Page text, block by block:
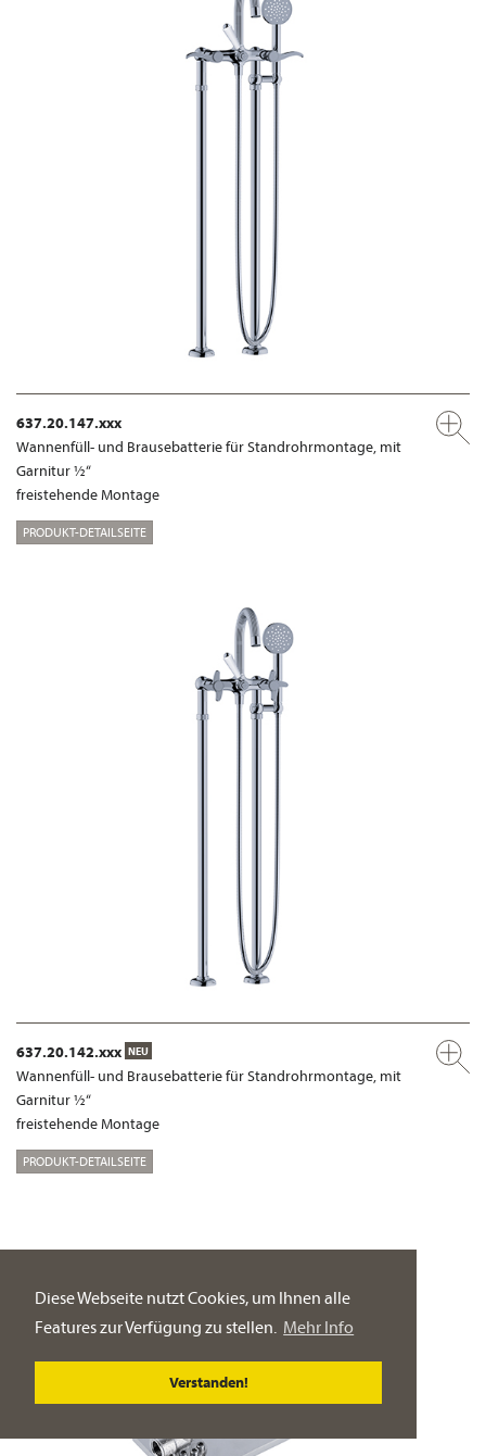
Diese Webseite nutzt Cookies, um Ihnen alle
Features zur Verfügung zu stellen. Mehr Info
Verstanden!
637.20.147.xxx
Wannenfüll- und Brausebatterie für Standrohrmontage, mit
Garnitur ½“
freistehende Montage
PRODUKT-DETAILSEITE
637.20.142.xxx NEU
Wannenfüll- und Brausebatterie für Standrohrmontage, mit
Garnitur ½“
freistehende Montage
PRODUKT-DETAILSEITE